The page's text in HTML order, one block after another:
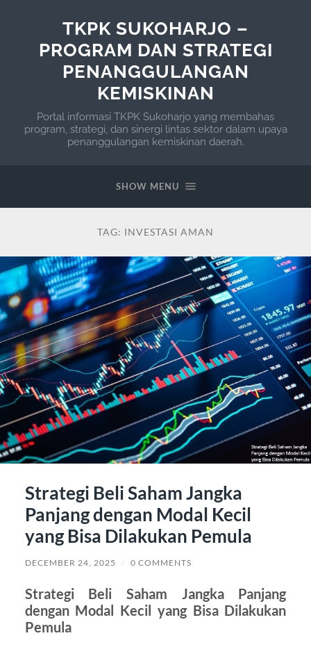
TKPK SUKOHARJO –
PROGRAM DAN STRATEGI
PENANGGULANGAN
KEMISKINAN
Portal informasi TKPK Sukoharjo yang membahas
program, strategi, dan sinergi lintas sektor dalam upaya
penanggulangan kemiskinan daerah.
SHOW MENU
TAG: INVESTASI AMAN
Strategi Beli Saham Jangka
Panjang dengan Modal Kecil
yang Bisa Dilakukan Pemula
DECEMBER 24, 2025 / 0 COMMENTS
Strategi Beli Saham Jangka Panjang
dengan Modal Kecil yang Bisa Dilakukan
Pemula